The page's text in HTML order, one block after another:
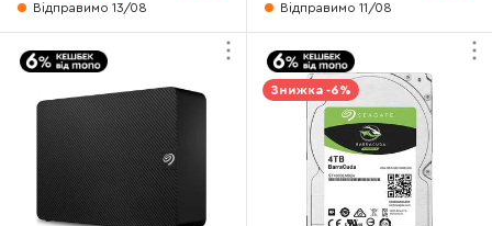
Відправимо 13/08 Відправимо 11/08
Знижка -6%